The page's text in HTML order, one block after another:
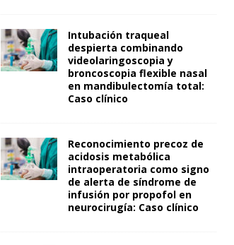
Intubación traqueal
despierta combinando
videolaringoscopia y
broncoscopia flexible nasal
en mandibulectomía total:
Caso clínico
Reconocimiento precoz de
acidosis metabólica
intraoperatoria como signo
de alerta de síndrome de
infusión por propofol en
neurocirugía: Caso clínico